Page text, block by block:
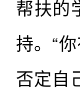
帮扶的
持。“
否定自